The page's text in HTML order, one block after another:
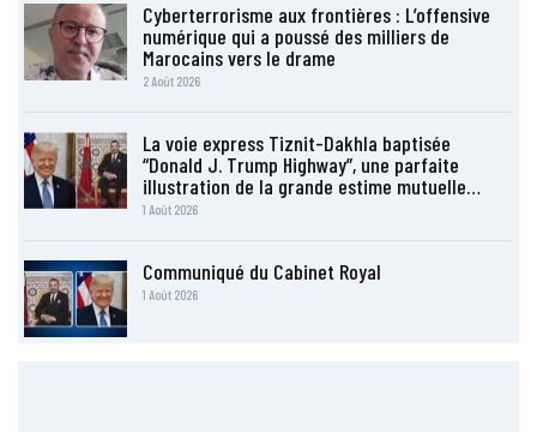
Cyberterrorisme aux frontières : L’offensive
numérique qui a poussé des milliers de
Marocains vers le drame
2 Août 2026
La voie express Tiznit-Dakhla baptisée
“Donald J. Trump Highway”, une parfaite
illustration de la grande estime mutuelle…
1 Août 2026
Communiqué du Cabinet Royal
1 Août 2026